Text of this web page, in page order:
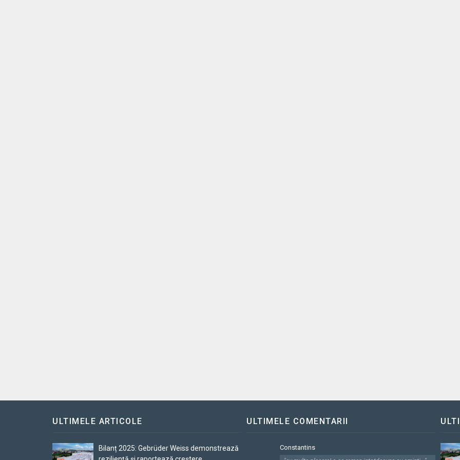
ULTIMELE ARTICOLE
Bilanț 2025: Gebrüder Weiss demonstrează
ULTIMELE COMENTARII
Constantins